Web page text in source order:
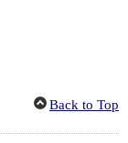
Back to Top